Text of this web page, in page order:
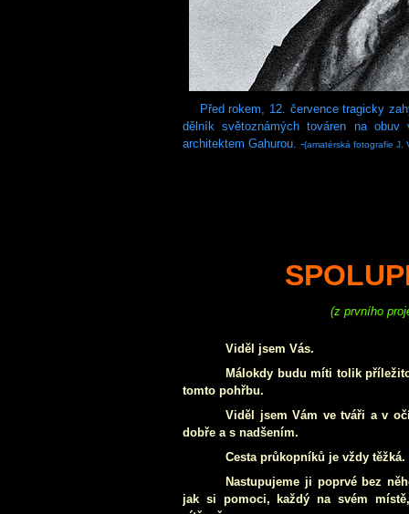
Před rokem, 12. července tragicky
dělník světoznámých továren na
architektem Gahurou. -(amatérská fotografie J.
(z prvního
Viděl jsem Vás.
Málokdy budu míti tolik
tomto pohřbu.
Viděl jsem Vám ve tváři a v
dobře a s nadšením.
Cesta průkopníků je vždy
Nastupujeme ji poprvé bez
jak si pomoci, každý na svém